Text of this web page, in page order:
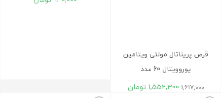
قرص پریناتال مولتی ویتامین
یوروویتال 60 عدد
1,617,000
1,552,300 تومان